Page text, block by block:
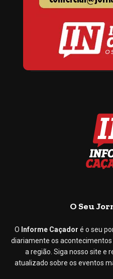
O Seu
O Informe Caçador é o seu
diariamente os
a região. Siga nosso site e
atualizado sobre os eventos